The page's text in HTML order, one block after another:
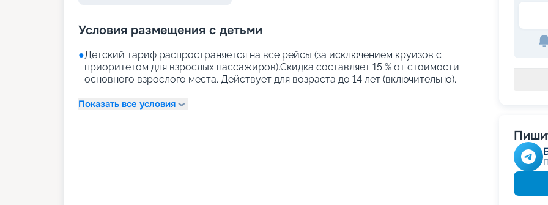
Условия размещения с детьми
●Детский тариф распространяется на все рейсы (за исключением круизов с
приоритетом для взрослых пассажиров).Скидка составляет 15 % от стоимости
основного взрослого места. Действует для возраста до 14 лет (включительно).
Показать все условия